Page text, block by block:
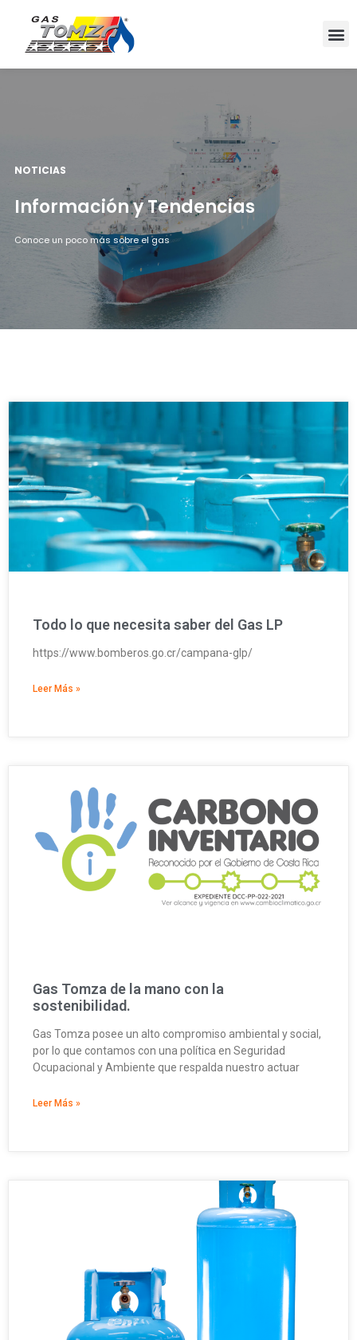
NOTICIAS
Información y Tendencias
Conoce un poco más sobre el gas
Todo lo que necesita saber del Gas LP
https://www.bomberos.go.cr/campana-glp/
Leer Más »
Gas Tomza de la mano con la
sostenibilidad.
Gas Tomza posee un alto compromiso ambiental y social,
por lo que contamos con una política en Seguridad
Ocupacional y Ambiente que respalda nuestro actuar
Leer Más »